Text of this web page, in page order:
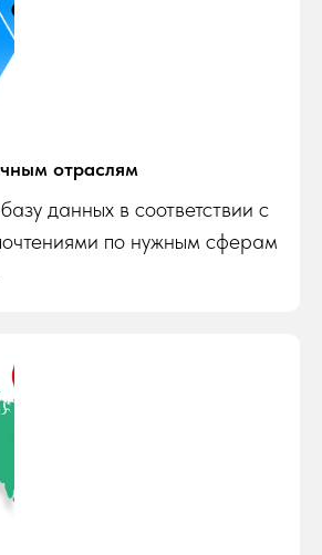
отраслям
данных в соответствии с
по нужным сферам